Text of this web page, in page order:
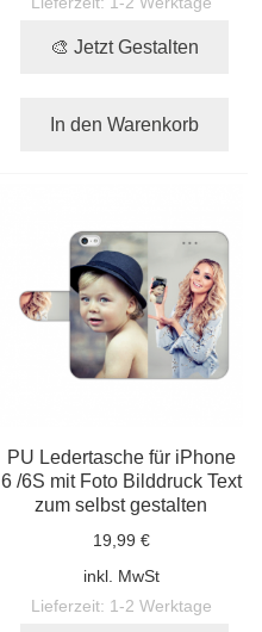
🎨 Jetzt Gestalten
In den Warenkorb
PU Ledertasche für iPhone
6 /6S mit Foto Bilddruck Text
zum selbst gestalten
19,99 €
inkl. MwSt
Lieferzeit: 1-2 Werktage